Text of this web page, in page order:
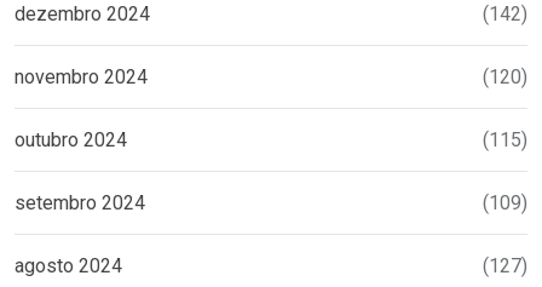
dezembro 2024 (142)
novembro 2024 (120)
outubro 2024 (115)
setembro 2024 (109)
agosto 2024 (127)